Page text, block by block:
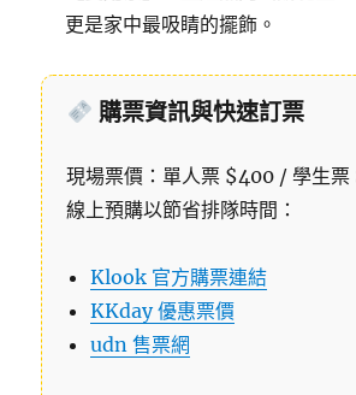
更是家中最吸睛的擺飾。
購票資訊與快速訂票
現場票價：單人票 $400 / 學生
線上預購以節省排隊時間：
Klook 官方購票連結
KKday 優惠票價
udn 售票網